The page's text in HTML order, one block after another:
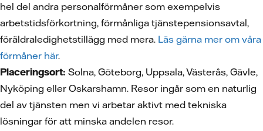
hel del andra personalförmåner som exempelvis
arbetstidsförkortning, förmånliga tjänstepensionsavtal,
föräldraledighetstillägg med mera. Läs gärna mer om våra
förmåner här.
Placeringsort: Solna, Göteborg, Uppsala, Västerås, Gävle,
Nyköping eller Oskarshamn. Resor ingår som en naturlig
del av tjänsten men vi arbetar aktivt med tekniska
lösningar för att minska andelen resor.